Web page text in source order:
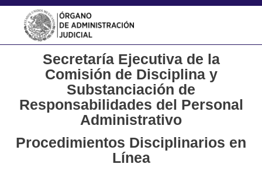
Secretaría Ejecutiva de la
Comisión de Disciplina y
Substanciación de
Responsabilidades del Personal
Administrativo
Procedimientos Disciplinarios en
Línea